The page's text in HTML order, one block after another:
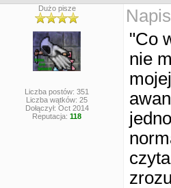
Dużo pisze
Liczba postów: 351
Liczba wątków: 25
Dołączył: Oct 2014
Reputacja: 118
"Co
nie